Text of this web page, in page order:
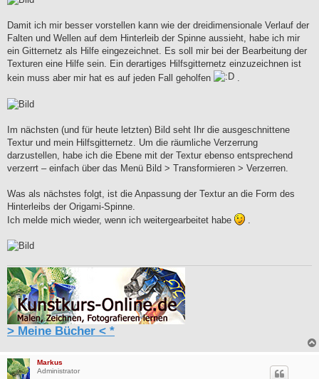
Damit ich mir besser vorstellen kann wie der dreidimensionale Verlauf der
Falten und Wellen auf dem Hinterleib der Spinne aussieht, habe ich mir
ein Gitternetz als Hilfe eingezeichnet. Es soll mir bei der Bearbeitung der
Texturen eine Hilfe sein. Ein derartiges Hilfsgitternetz einzuzeichnen ist
kein muss aber mir hat es auf jeden Fall geholfen
.
Im nächsten (und für heute letzten) Bild seht Ihr die ausgeschnittene
Textur und mein Hilfsgitternetz. Um die räumliche Verzerrung
darzustellen, habe ich die Ebene mit der Textur ebenso entsprechend
verzerrt – einfach über das Menü Bild > Transformieren > Verzerren.
Was als nächstes folgt, ist die Anpassung der Textur an die Form des
Hinterleibs der Origami-Spinne.
Ich melde mich wieder, wenn ich weitergearbeitet habe
> Meine Bücher < *
Markus
Administrator